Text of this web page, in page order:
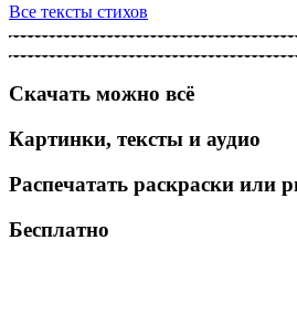
Все тексты стихов
Скачать можно всё
Картинки, тексты и аудио
Распечатать раскраски или
Бесплатно